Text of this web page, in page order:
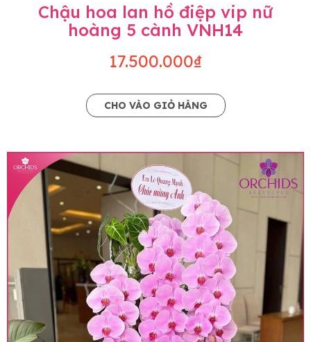
Chậu hoa lan hồ điệp vip nữ
hoàng 5 cành VNH14
17.500.000₫
CHO VÀO GIỎ HÀNG